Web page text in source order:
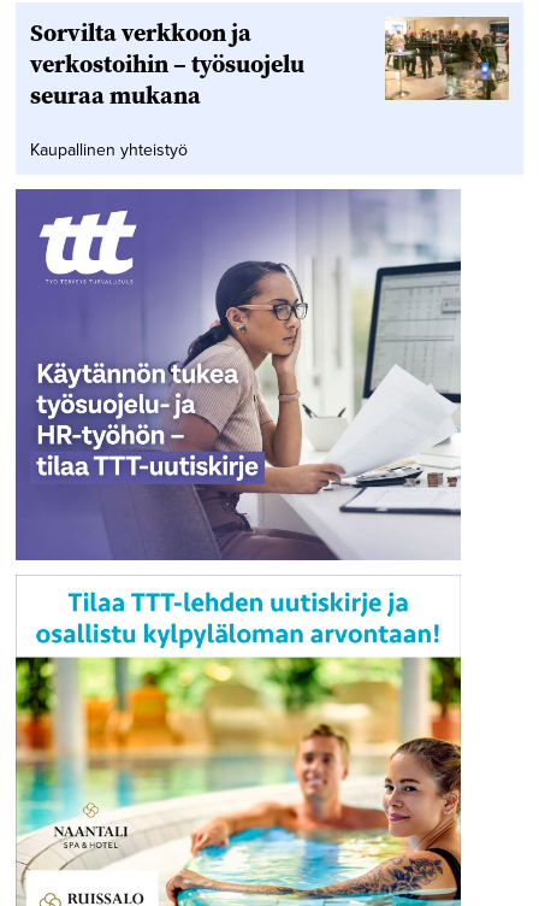
Sorvilta verkkoon ja
verkostoihin – työsuojelu
seuraa mukana
Kaupallinen yhteistyö